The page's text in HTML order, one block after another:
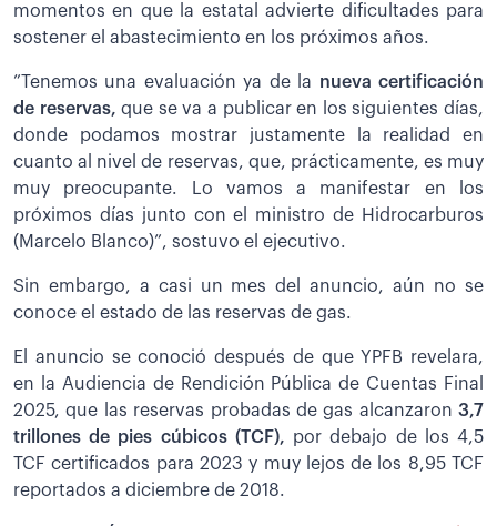
momentos en que la estatal advierte dificultades para
sostener el abastecimiento en los próximos años.
”Tenemos una evaluación ya de la nueva certificación
de reservas, que se va a publicar en los siguientes días,
donde podamos mostrar justamente la realidad en
cuanto al nivel de reservas, que, prácticamente, es muy
muy preocupante. Lo vamos a manifestar en los
próximos días junto con el ministro de Hidrocarburos
(Marcelo Blanco)”, sostuvo el ejecutivo.
Sin embargo, a casi un mes del anuncio, aún no se
conoce el estado de las reservas de gas.
El anuncio se conoció después de que YPFB revelara,
en la Audiencia de Rendición Pública de Cuentas Final
2025, que las reservas probadas de gas alcanzaron 3,7
trillones de pies cúbicos (TCF), por debajo de los 4,5
TCF certificados para 2023 y muy lejos de los 8,95 TCF
reportados a diciembre de 2018.